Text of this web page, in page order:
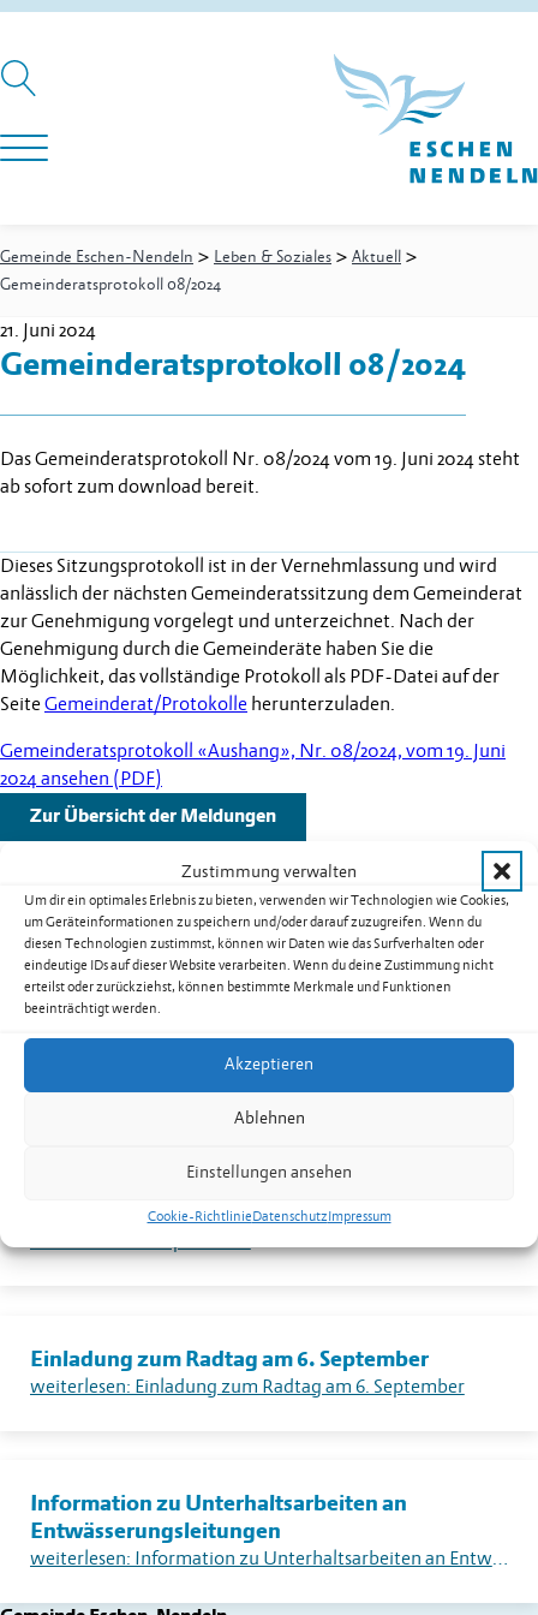
Zustimmung verwalten
Um dir ein optimales Erlebnis zu bieten, verwenden wir Technologien wie Cookies,
um Geräteinformationen zu speichern und/oder darauf zuzugreifen. Wenn du
diesen Technologien zustimmst, können wir Daten wie das Surfverhalten oder
eindeutige IDs auf dieser Website verarbeiten. Wenn du deine Zustimmung nicht
erteilst oder zurückziehst, können bestimmte Merkmale und Funktionen
beeinträchtigt werden.
Akzeptieren
Ablehnen
Einstellungen ansehen
Cookie-RichtlinieDatenschutzImpressum
Gemeinde Eschen-Nendeln > Leben & Soziales > Aktuell >
Gemeinderatsprotokoll 08/2024
21. Juni 2024
Gemeinderatsprotokoll 08/2024
Das Gemeinderatsprotokoll Nr. 08/2024 vom 19. Juni 2024 steht
ab sofort zum download bereit.
Dieses Sitzungsprotokoll ist in der Vernehmlassung und wird
anlässlich der nächsten Gemeinderatssitzung dem Gemeinderat
zur Genehmigung vorgelegt und unterzeichnet. Nach der
Genehmigung durch die Gemeinderäte haben Sie die
Möglichkeit, das vollständige Protokoll als PDF-Datei auf der
SeiteGemeinderat/Protokolle herunterzuladen.
Gemeinderatsprotokoll «Aushang», Nr. 08/2024, vom 19. Juni
2024 ansehen (PDF)
Zur Übersicht der Meldungen
Weitere Schlagzeilen
Warnung vor sehr grosser Flur- und
Waldbrandgefahr – Erlass eines absoluten
Feuerverbotes im Freien in Liechtenstein
weiterlesen: Warnung vor sehr grosser Flur- und Waldbrandgefahr – Erlass eines absoluten Feuerverbotes im Freien in Liechtenstein
Dorfplatzkino
weiterlesen: Dorfplatzkino
Einladung zum Radtag am 6. September
weiterlesen: Einladung zum Radtag am 6. September
Information zu Unterhaltsarbeiten an
Entwässerungsleitungen
weiterlesen: Information zu Unterhaltsarbeiten an Entwässerungsleitungen